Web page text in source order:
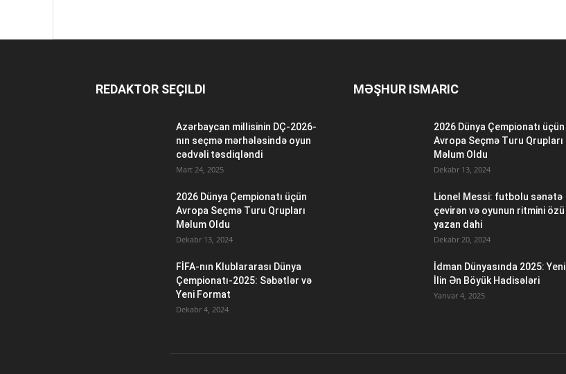
REDAKTOR SEÇILDI
Azərbaycan millisinin DÇ-2026-
nın seçmə mərhələsində oyun
cədvəli təsdiqləndi
Mart 24, 2025
2026 Dünya Çempionatı üçün
Avropa Seçmə Turu Qrupları
Məlum Oldu
Dekabr 13, 2024
FİFA-nın Klublararası Dünya
Çempionatı-2025: Səbətlər və
Yeni Format
Dekabr 4, 2024
MƏŞHUR ISMARIC
2026 Dünya Çempionatı üçün
Avropa Seçmə Turu Qrupları
Məlum Oldu
Dekabr 13, 2024
Lionel Messi: futbolu sənətə
çevirən və oyunun ritmini özü
yazan dahi
Dekabr 20, 2024
İdman Dünyasında 2025: Yeni
İlin Ən Böyük Hadisələri
Yanvar 4, 2025